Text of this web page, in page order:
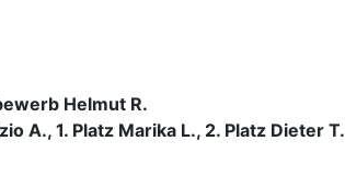
Helmut R.
A., 1. Platz Marika L., 2. Platz Dieter T.